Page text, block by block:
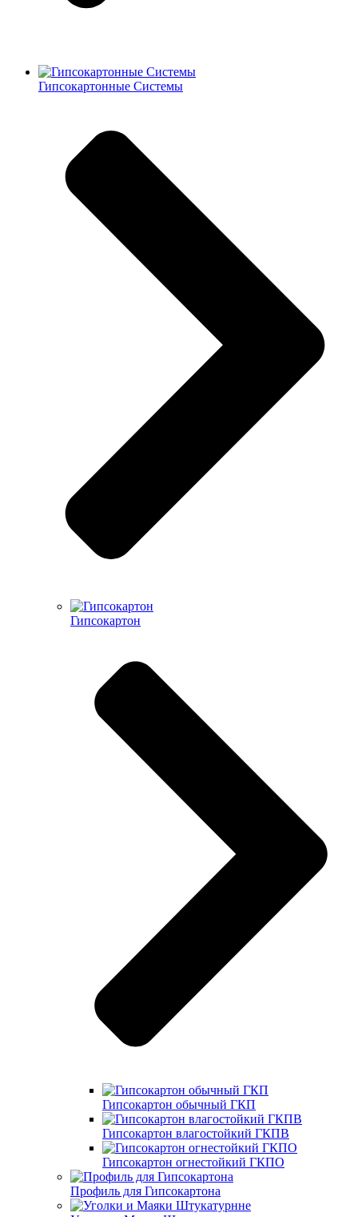
Гипсокартонные Системы
Гипсокартон
Гипсокартон обычный ГКП
Гипсокартон влагостойкий ГКПВ
Гипсокартон огнестойкий ГКПО
Профиль для Гипсокартона